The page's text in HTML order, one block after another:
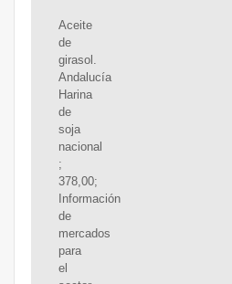
Aceite
de
girasol.
Andalucía
Harina
de
soja
nacional
;
378,00;
Información
de
mercados
para
el